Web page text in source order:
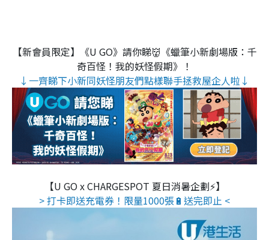
【新會員限定】《U GO》請你睇👹《蠟筆小新劇場版：千
奇百怪！我的妖怪假期》！
↓一齊睇下小新同妖怪朋友們點樣聯手拯救屋企人啦↓
【U GO x CHARGESPOT 夏日消暑企劃⚡】
> 打卡即送充電券！限量1000張🔋送完即止 <